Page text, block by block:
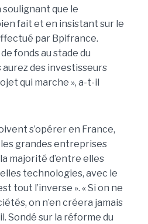
soulignant que le
fait et en insistant sur le
par Bpifrance.
fonds au stade du
des investisseurs
qui marche », a-t-il
s’opérer en France,
grandes entreprises
majorité d’entre elles
technologies, avec le
tout l’inverse ». « Si on ne
on n’en créera jamais
Sondé sur la réforme du